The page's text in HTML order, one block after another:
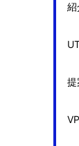
紹
提